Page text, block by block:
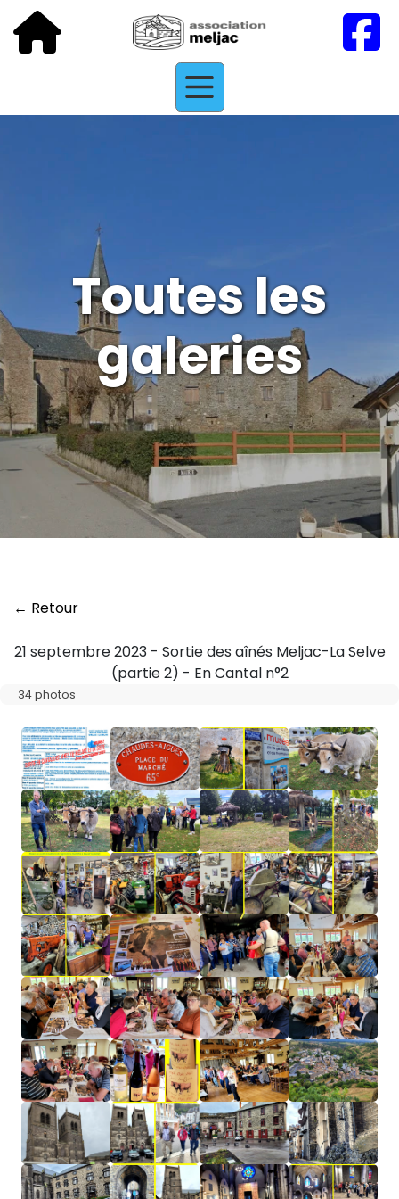
Toutes les
galeries
← Retour
21 septembre 2023 - Sortie des aînés Meljac-La Selve
(partie 2) - En Cantal n°2
34 photos